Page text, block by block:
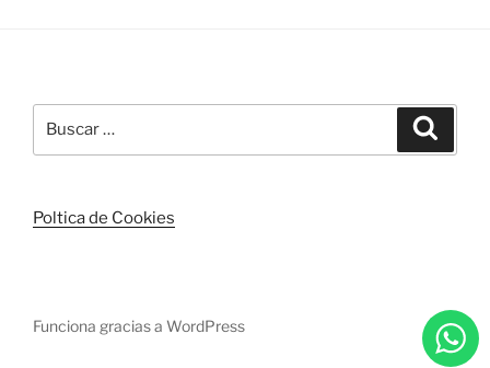
por:
Poltica de Cookies
Funciona gracias a WordPress